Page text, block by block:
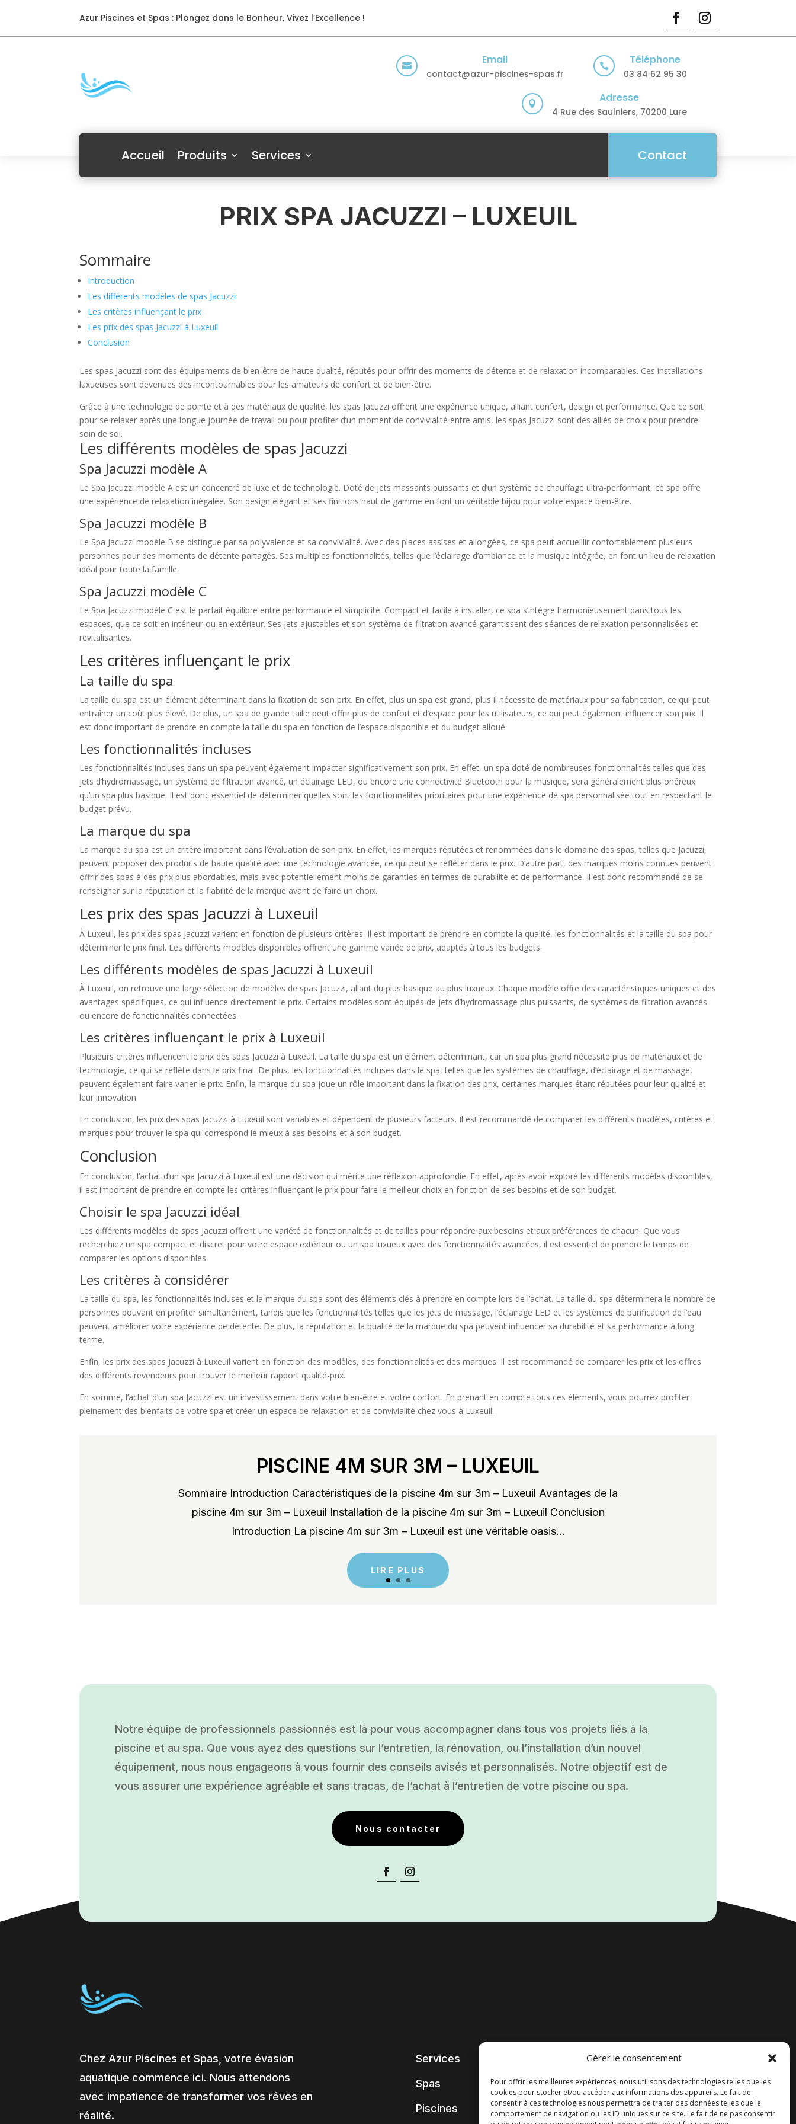
Gérer le consentement
Pour offrir les meilleures expériences, nous utilisons des technologies telles que les
cookies pour stocker et/ou accéder aux informations des appareils. Le fait de
consentir à ces technologies nous permettra de traiter des données telles que le
comportement de navigation ou les ID uniques sur ce site. Le fait de ne pas consentir
Azur Piscines et Spas : Plongez dans le Bonheur, Vivez l’Excellence !
 Email
contact@azur-piscines-spas.fr
 Téléphone
03 84 62 95 30
 Adresse
4 Rue des Saulniers, 70200 Lure
Accueil Produits Services Contact
PRIX SPA JACUZZI – LUXEUIL
Sommaire
Introduction
Les différents modèles de spas Jacuzzi
Les critères influençant le prix
Les prix des spas Jacuzzi à Luxeuil
Conclusion
Les spas Jacuzzi sont des équipements de bien-être de haute qualité, réputés pour offrir des moments de détente et de relaxation incomparables. Ces installations
luxueuses sont devenues des incontournables pour les amateurs de confort et de bien-être.
Grâce à une technologie de pointe et à des matériaux de qualité, les spas Jacuzzi offrent une expérience unique, alliant confort, design et performance. Que ce soit
pour se relaxer après une longue journée de travail ou pour profiter d’un moment de convivialité entre amis, les spas Jacuzzi sont des alliés de choix pour prendre
soin de soi.
Les différents modèles de spas Jacuzzi
Spa Jacuzzi modèle A
Le Spa Jacuzzi modèle A est un concentré de luxe et de technologie. Doté de jets massants puissants et d’un système de chauffage ultra-performant, ce spa offre
une expérience de relaxation inégalée. Son design élégant et ses finitions haut de gamme en font un véritable bijou pour votre espace bien-être.
Spa Jacuzzi modèle B
Le Spa Jacuzzi modèle B se distingue par sa polyvalence et sa convivialité. Avec des places assises et allongées, ce spa peut accueillir confortablement plusieurs
personnes pour des moments de détente partagés. Ses multiples fonctionnalités, telles que l’éclairage d’ambiance et la musique intégrée, en font un lieu de relaxation
idéal pour toute la famille.
Spa Jacuzzi modèle C
Le Spa Jacuzzi modèle C est le parfait équilibre entre performance et simplicité. Compact et facile à installer, ce spa s’intègre harmonieusement dans tous les
espaces, que ce soit en intérieur ou en extérieur. Ses jets ajustables et son système de filtration avancé garantissent des séances de relaxation personnalisées et
revitalisantes.
Les critères influençant le prix
La taille du spa
La taille du spa est un élément déterminant dans la fixation de son prix. En effet, plus un spa est grand, plus il nécessite de matériaux pour sa fabrication, ce qui peut
entraîner un coût plus élevé. De plus, un spa de grande taille peut offrir plus de confort et d’espace pour les utilisateurs, ce qui peut également influencer son prix. Il
est donc important de prendre en compte la taille du spa en fonction de l’espace disponible et du budget alloué.
Les fonctionnalités incluses
Les fonctionnalités incluses dans un spa peuvent également impacter significativement son prix. En effet, un spa doté de nombreuses fonctionnalités telles que des
jets d’hydromassage, un système de filtration avancé, un éclairage LED, ou encore une connectivité Bluetooth pour la musique, sera généralement plus onéreux
qu’un spa plus basique. Il est donc essentiel de déterminer quelles sont les fonctionnalités prioritaires pour une expérience de spa personnalisée tout en respectant le
budget prévu.
La marque du spa
La marque du spa est un critère important dans l’évaluation de son prix. En effet, les marques réputées et renommées dans le domaine des spas, telles que Jacuzzi,
peuvent proposer des produits de haute qualité avec une technologie avancée, ce qui peut se refléter dans le prix. D’autre part, des marques moins connues peuvent
offrir des spas à des prix plus abordables, mais avec potentiellement moins de garanties en termes de durabilité et de performance. Il est donc recommandé de se
renseigner sur la réputation et la fiabilité de la marque avant de faire un choix.
Les prix des spas Jacuzzi à Luxeuil
À Luxeuil, les prix des spas Jacuzzi varient en fonction de plusieurs critères. Il est important de prendre en compte la qualité, les fonctionnalités et la taille du spa pour
déterminer le prix final. Les différents modèles disponibles offrent une gamme variée de prix, adaptés à tous les budgets.
Les différents modèles de spas Jacuzzi à Luxeuil
À Luxeuil, on retrouve une large sélection de modèles de spas Jacuzzi, allant du plus basique au plus luxueux. Chaque modèle offre des caractéristiques uniques et des
avantages spécifiques, ce qui influence directement le prix. Certains modèles sont équipés de jets d’hydromassage plus puissants, de systèmes de filtration avancés
ou encore de fonctionnalités connectées.
Les critères influençant le prix à Luxeuil
Plusieurs critères influencent le prix des spas Jacuzzi à Luxeuil. La taille du spa est un élément déterminant, car un spa plus grand nécessite plus de matériaux et de
technologie, ce qui se reflète dans le prix final. De plus, les fonctionnalités incluses dans le spa, telles que les systèmes de chauffage, d’éclairage et de massage,
peuvent également faire varier le prix. Enfin, la marque du spa joue un rôle important dans la fixation des prix, certaines marques étant réputées pour leur qualité et
leur innovation.
En conclusion, les prix des spas Jacuzzi à Luxeuil sont variables et dépendent de plusieurs facteurs. Il est recommandé de comparer les différents modèles, critères et
marques pour trouver le spa qui correspond le mieux à ses besoins et à son budget.
Conclusion
En conclusion, l’achat d’un spa Jacuzzi à Luxeuil est une décision qui mérite une réflexion approfondie. En effet, après avoir exploré les différents modèles disponibles,
il est important de prendre en compte les critères influençant le prix pour faire le meilleur choix en fonction de ses besoins et de son budget.
Choisir le spa Jacuzzi idéal
Les différents modèles de spas Jacuzzi offrent une variété de fonctionnalités et de tailles pour répondre aux besoins et aux préférences de chacun. Que vous
recherchiez un spa compact et discret pour votre espace extérieur ou un spa luxueux avec des fonctionnalités avancées, il est essentiel de prendre le temps de
comparer les options disponibles.
Les critères à considérer
La taille du spa, les fonctionnalités incluses et la marque du spa sont des éléments clés à prendre en compte lors de l’achat. La taille du spa déterminera le nombre de
personnes pouvant en profiter simultanément, tandis que les fonctionnalités telles que les jets de massage, l’éclairage LED et les systèmes de purification de l’eau
peuvent améliorer votre expérience de détente. De plus, la réputation et la qualité de la marque du spa peuvent influencer sa durabilité et sa performance à long
terme.
Enfin, les prix des spas Jacuzzi à Luxeuil varient en fonction des modèles, des fonctionnalités et des marques. Il est recommandé de comparer les prix et les offres
des différents revendeurs pour trouver le meilleur rapport qualité-prix.
En somme, l’achat d’un spa Jacuzzi est un investissement dans votre bien-être et votre confort. En prenant en compte tous ces éléments, vous pourrez profiter
pleinement des bienfaits de votre spa et créer un espace de relaxation et de convivialité chez vous à Luxeuil.
PISCINE 4M SUR 3M – LUXEUIL
Sommaire Introduction Caractéristiques de la piscine 4m sur 3m – Luxeuil Avantages de la
piscine 4m sur 3m – Luxeuil Installation de la piscine 4m sur 3m – Luxeuil Conclusion
Introduction La piscine 4m sur 3m – Luxeuil est une véritable oasis...
LIRE PLUS
Notre équipe de professionnels passionnés est là pour vous accompagner dans tous vos projets liés à la
piscine et au spa. Que vous ayez des questions sur l’entretien, la rénovation, ou l’installation d’un nouvel
équipement, nous nous engageons à vous fournir des conseils avisés et personnalisés. Notre objectif est de
vous assurer une expérience agréable et sans tracas, de l’achat à l’entretien de votre piscine ou spa.
Nous contacter
Chez Azur Piscines et Spas, votre évasion
aquatique commence ici. Nous attendons
avec impatience de transformer vos rêves en
réalité.
Services
Spas
Piscines
Accueil
Contact
Blog